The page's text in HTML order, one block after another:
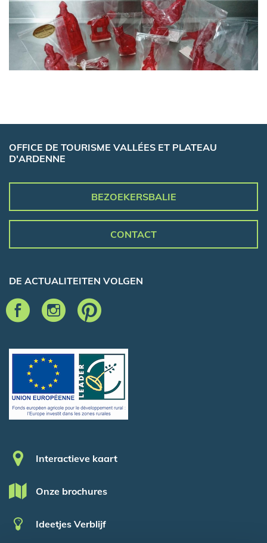
OFFICE DE TOURISME VALLÉES ET PLATEAU
D'ARDENNE
BEZOEKERSBALIE
CONTACT
DE ACTUALITEITEN VOLGEN
Pied de page
Interactieve kaart
Onze brochures
Ideetjes Verblijf